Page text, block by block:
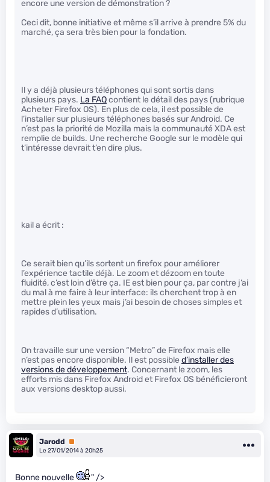
encore une version de démonstration ?
Ceci dit, bonne initiative et même s’il arrive à prendre 5% du
marché, ça sera très bien pour la fondation.
Il y a déjà plusieurs téléphones qui sont sortis dans
plusieurs pays. La FAQcontient le détail des pays (rubrique
Acheter Firefox OS). En plus de cela, il est possible de
l’installer sur plusieurs téléphones basés sur Android. Ce
n’est pas la priorité de Mozilla mais la communauté XDA est
remplie de builds. Une recherche Google sur le modèle qui
t’intéresse devrait t’en dire plus.
kail a écrit :
Ce serait bien qu’ils sortent un firefox pour améliorer
l’expérience tactile déjà. Le zoom et dézoom en toute
fluidité, c’est loin d’être ça. IE est bien pour ça, par contre j’ai
du mal à me faire à leur interface: ils cherchent trop à en
mettre plein les yeux mais j’ai besoin de choses simples et
rapides d’utilisation.
On travaille sur une version “Metro” de Firefox mais elle
n’est pas encore disponible. Il est possible d’installer des
versions de développement. Concernant le zoom, les
efforts mis dans Firefox Android et Firefox OS bénéficieront
aux versions desktop aussi.
Jarodd
Premium
Le 27/01/2014 à 20h25
Bonne nouvelle " />